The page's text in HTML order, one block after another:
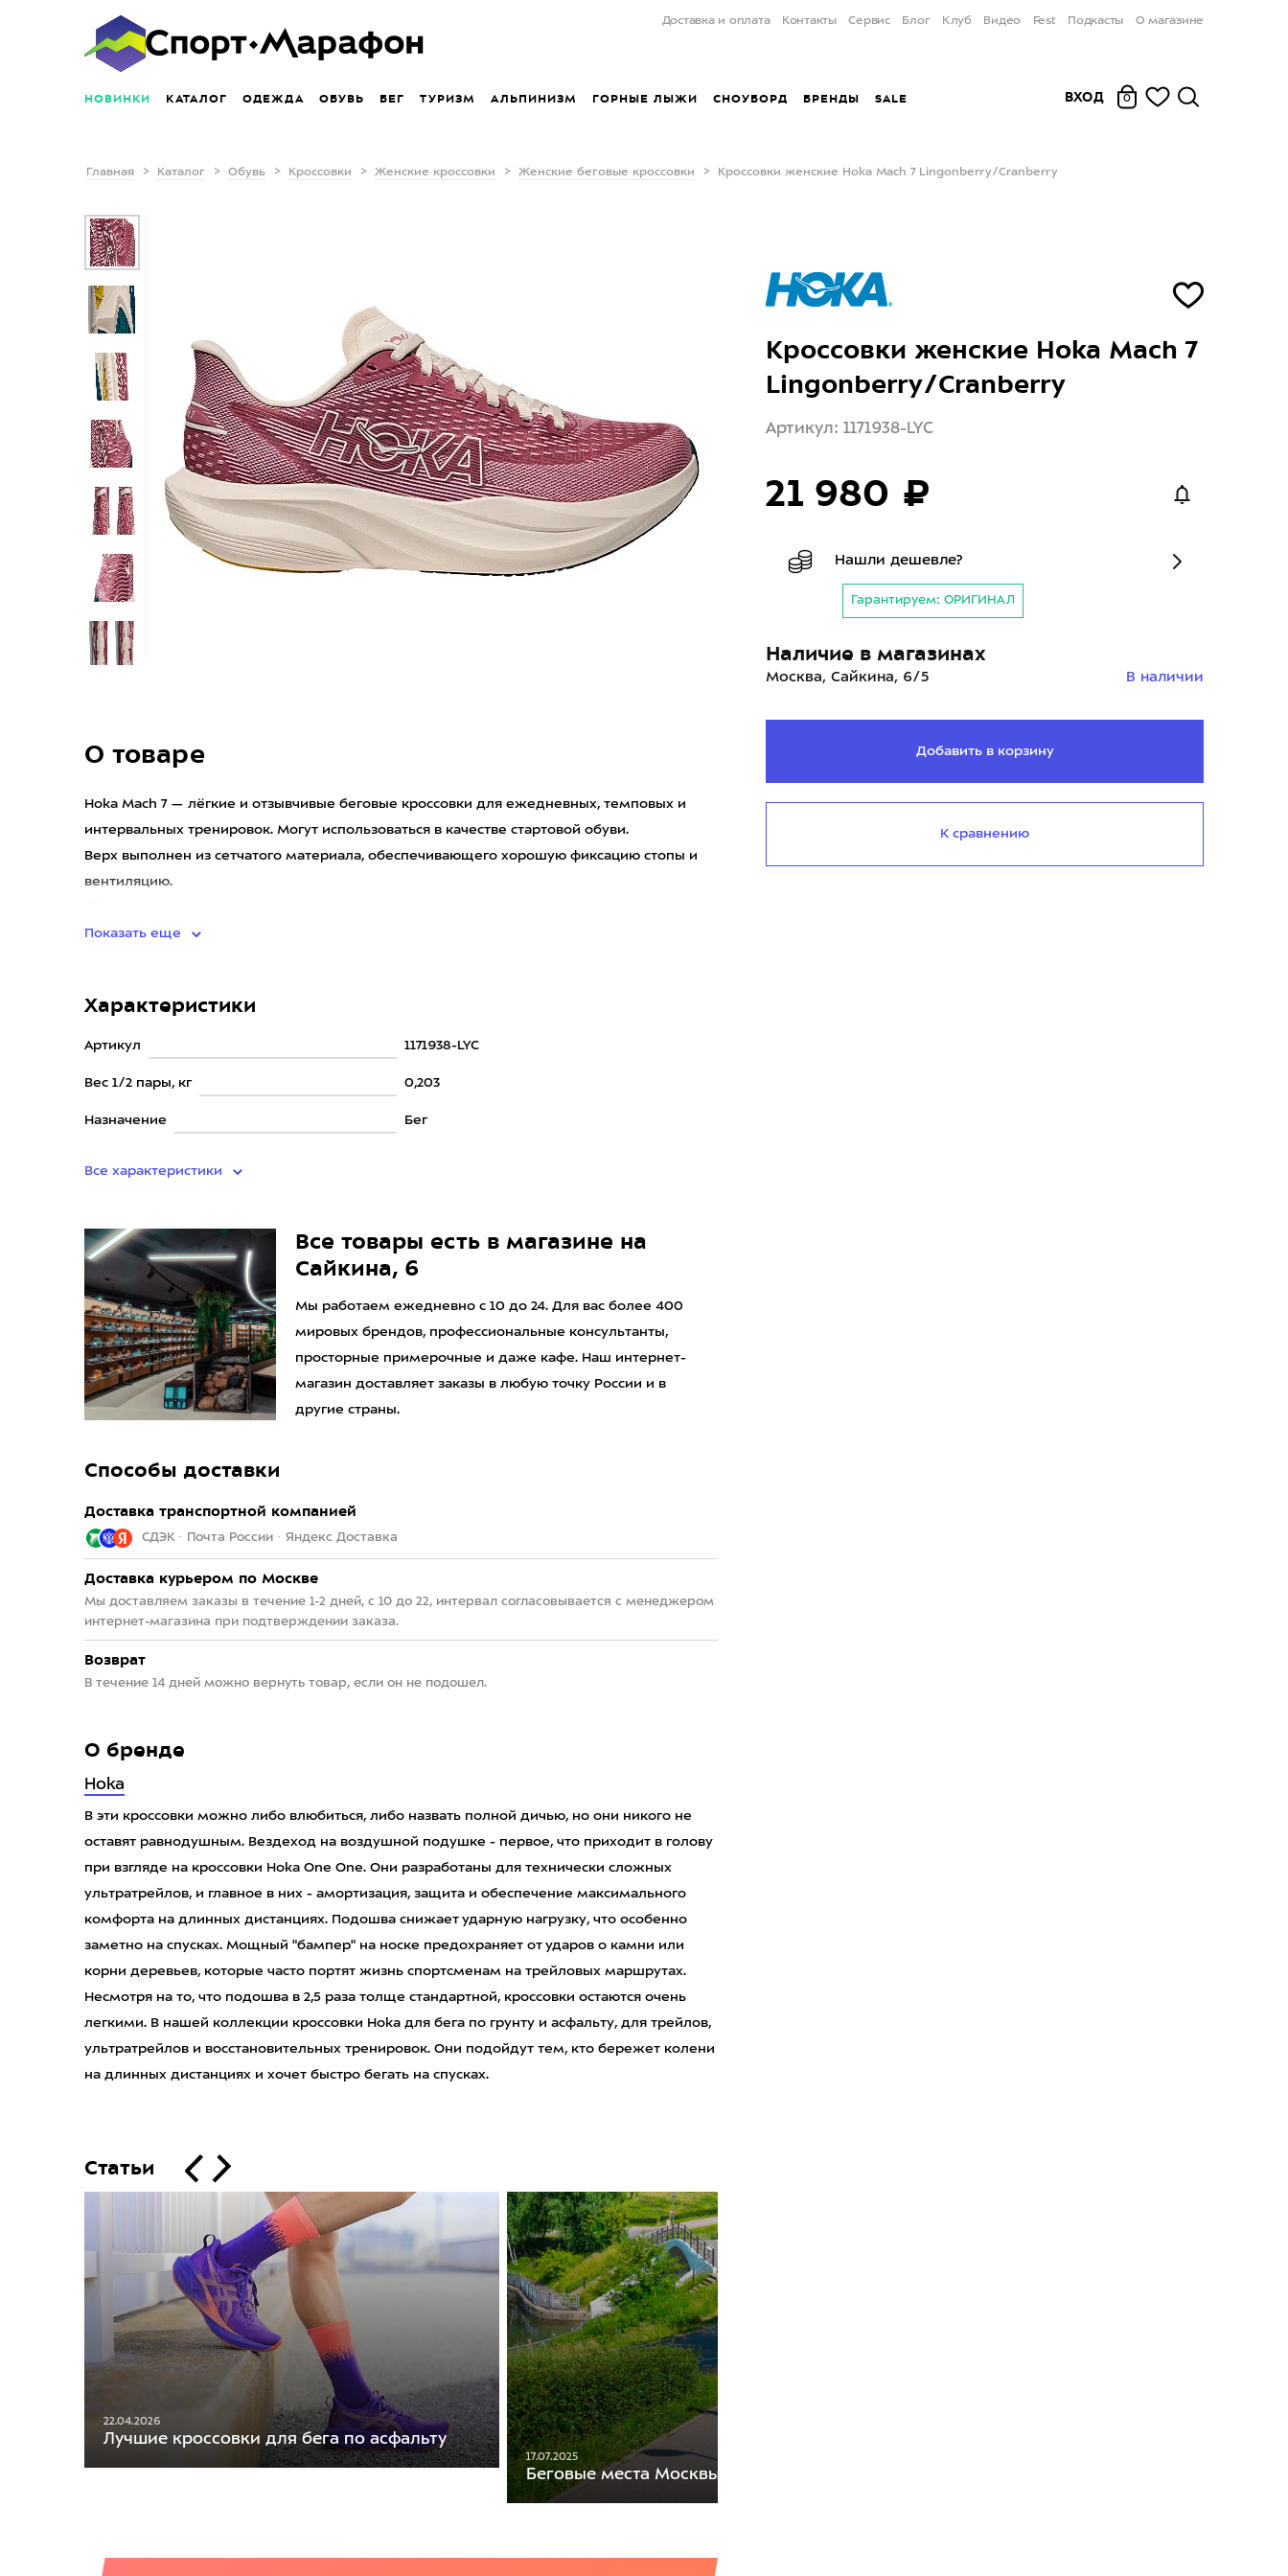
Доставка и оплата Контакты Сервис Блог Клуб Видео Fest Подкасты О магазине
НОВИНКИ КАТАЛОГ ОДЕЖДА ОБУВЬ БЕГ ТУРИЗМ АЛЬПИНИЗМ ГОРНЫЕ ЛЫЖИ СНОУБОРД БРЕНДЫ SALE ВХОД 0
Главная Каталог Обувь Кроссовки Женские кроссовки Женские беговые кроссовки Кроссовки женские Hoka Mach 7 Lingonberry/Cranberry
О товаре
Hoka Mach 7 — лёгкие и отзывчивые беговые кроссовки для ежедневных, темповых и
интервальных тренировок. Могут использоваться в качестве стартовой обуви.
Верх выполнен из сетчатого материала, обеспечивающего хорошую фиксацию стопы и
вентиляцию.
Показать еще
Характеристики
Артикул 1171938-LYC
Вес 1/2 пары, кг 0,203
Назначение Бег
Все характеристики
Все товары есть в магазине на
Сайкина, 6
Мы работаем ежедневно с 10 до 24. Для вас более 400
мировых брендов, профессиональные консультанты,
просторные примерочные и даже кафе. Наш интернет-
магазин доставляет заказы в любую точку России и в
другие страны.
Способы доставки
Доставка транспортной компанией
СДЭК · Почта России · Яндекс Доставка
Доставка курьером по Москве
Мы доставляем заказы в течение 1-2 дней, с 10 до 22, интервал согласовывается с менеджером
интернет-магазина при подтверждении заказа.
Возврат
В течение 14 дней можно вернуть товар, если он не подошел.
О бренде
Hoka
В эти кроссовки можно либо влюбиться, либо назвать полной дичью, но они никого не
оставят равнодушным. Вездеход на воздушной подушке - первое, что приходит в голову
при взгляде на кроссовки Hoka One One. Они разработаны для технически сложных
ультратрейлов, и главное в них - амортизация, защита и обеспечение максимального
комфорта на длинных дистанциях. Подошва снижает ударную нагрузку, что особенно
заметно на спусках. Мощный "бампер" на носке предохраняет от ударов о камни или
корни деревьев, которые часто портят жизнь спортсменам на трейловых маршрутах.
Несмотря на то, что подошва в 2,5 раза толще стандартной, кроссовки остаются очень
легкими. В нашей коллекции кроссовки Hoka для бега по грунту и асфальту, для трейлов,
ультратрейлов и восстановительных тренировок. Они подойдут тем, кто бережет колени
на длинных дистанциях и хочет быстро бегать на спусках.
Статьи
22.04.2026
Лучшие кроссовки для бега по асфальту
17.07.2025
Беговые места Москвы
Кроссовки женские Hoka Mach 7
Lingonberry/Cranberry
Артикул: 1171938-LYC
21 980 ₽
Нашли дешевле?
Гарантируем: ОРИГИНАЛ
Наличие в магазинах
Москва, Сайкина, 6/5 В наличии
Добавить в корзину
К сравнению